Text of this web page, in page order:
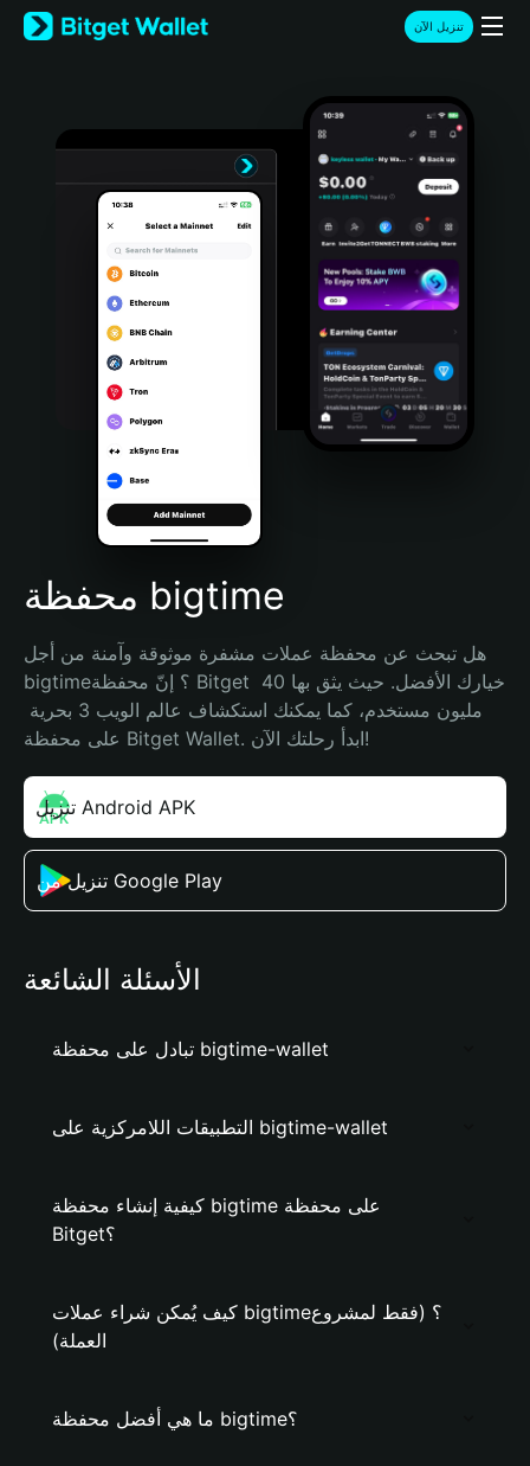
English
日本語
Türkçe
Português (Portugal)
Bahasa Indonesia
Português (Brasil)
Español (Argentina)
تنزيل الآن
محفظة bigtime
هل تبحث عن محفظة عملات مشفرة موثوقة وآمنة من أجل
bigtime؟ إنّ محفظة Bitget خيارك الأفضل. حيث يثق بها 40
على محفظة Bitget Wallet. ابدأ رحلتك الآن!
تنزيل Android APK
تنزيل من Google Play
الأسئلة الشائعة
تبادل على محفظة bigtime-wallet
التطبيقات اللامركزية على bigtime-wallet
كيفية إنشاء محفظة bigtime على محفظة
Bitget؟
كيف يُمكن شراء عملات bigtime؟ (فقط لمشروع
العملة)
ما هي أفضل محفظة bigtime؟